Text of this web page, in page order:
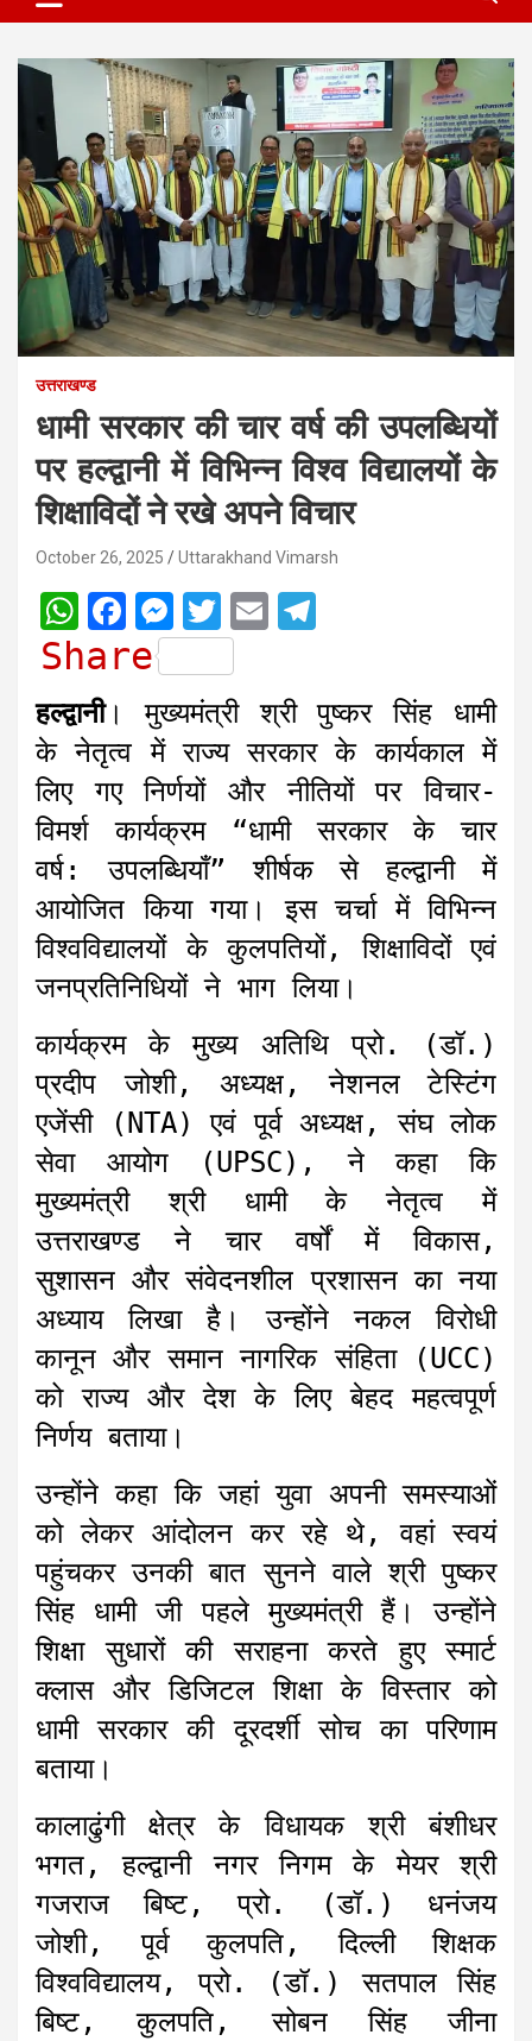
उत्तराखण्ड
धामी सरकार की चार वर्ष की उपलब्धियों
पर हल्द्वानी में विभिन्न विश्व विद्यालयों के
शिक्षाविदों ने रखे अपने विचार
October 26, 2025 Uttarakhand Vimarsh
W
h
a
t
s
A
p
F
a
e
b
o
o
k
M
e
s
s
e
n
g
e
r
T
w
i
t
t
e
r
E
a
i
l
e
g
r
a
Share
हल्द्वानी। मुख्यमंत्री श्री पुष्कर सिंह धामी
के नेतृत्व में राज्य सरकार के कार्यकाल में
लिए गए निर्णयों और नीतियों पर विचार-
विमर्श कार्यक्रम “धामी सरकार के चार
वर्ष: उपलब्धियाँ” शीर्षक से हल्द्वानी में
आयोजित किया गया। इस चर्चा में विभिन्न
विश्वविद्यालयों के कुलपतियों, शिक्षाविदों एवं
जनप्रतिनिधियों ने भाग लिया।
कार्यक्रम के मुख्य अतिथि प्रो. (डॉ.)
प्रदीप जोशी, अध्यक्ष, नेशनल टेस्टिंग
एजेंसी (NTA) एवं पूर्व अध्यक्ष, संघ लोक
सेवा आयोग (UPSC), ने कहा कि
मुख्यमंत्री श्री धामी के नेतृत्व में
उत्तराखण्ड ने चार वर्षों में विकास,
सुशासन और संवेदनशील प्रशासन का नया
अध्याय लिखा है। उन्होंने नकल विरोधी
कानून और समान नागरिक संहिता (UCC)
को राज्य और देश के लिए बेहद महत्वपूर्ण
निर्णय बताया।
उन्होंने कहा कि जहां युवा अपनी समस्याओं
को लेकर आंदोलन कर रहे थे, वहां स्वयं
पहुंचकर उनकी बात सुनने वाले श्री पुष्कर
सिंह धामी जी पहले मुख्यमंत्री हैं। उन्होंने
शिक्षा सुधारों की सराहना करते हुए स्मार्ट
क्लास और डिजिटल शिक्षा के विस्तार को
धामी सरकार की दूरदर्शी सोच का परिणाम
बताया।
कालाढुंगी क्षेत्र के विधायक श्री बंशीधर
भगत, हल्द्वानी नगर निगम के मेयर श्री
गजराज बिष्ट, प्रो. (डॉ.) धनंजय
जोशी, पूर्व कुलपति, दिल्ली शिक्षक
विश्वविद्यालय, प्रो. (डॉ.) सतपाल सिंह
बिष्ट, कुलपति, सोबन सिंह जीना